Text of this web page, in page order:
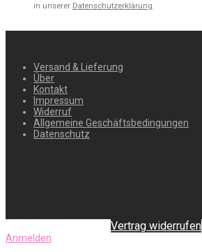
in unserer Datenschutzerklärung.
Versand & Lieferung
Über
Kontakt
Impressum
Widerruf
Allgemeine Geschäftsbedingungen
Datenschutz
Vertrag widerrufen
Anmelden